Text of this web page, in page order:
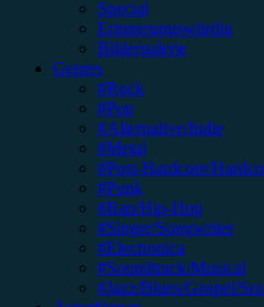
Special
Erinnerungswürdig
Bildergalerie
Genres
#Rock
#Pop
#Alternative/Indie
#Metal
#Post-Hardcore/
#Punk
#Rap/Hip-Hop
#Singer/Songwriter
#Electronica
#Soundtrack/Musical
#Jazz/Blues/Gospel/